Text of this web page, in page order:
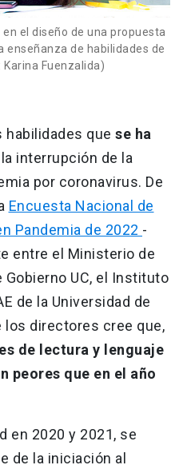
el diseño de una propuesta
enseñanza de habilidades de
Fuenzalida)
habilidades que se ha
interrupción de la
por coronavirus. De
Encuesta Nacional de
Pandemia de 2022 -
entre el Ministerio de
Gobierno UC, el Instituto
de la Universidad de
los directores cree que,
de lectura y lenguaje
peores que en el año
en 2020 y 2021, se
de la iniciación al